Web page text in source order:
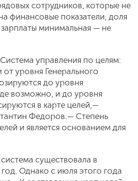
сотрудников, которые не
финансовые показатели, доля
минимальная — не
управления по целям:
уровня Генерального
до уровня
возможно, и до уровня
в карте целей,—
Федоров.— Степень
и является основанием для
существовала в
Однако с июля этого года